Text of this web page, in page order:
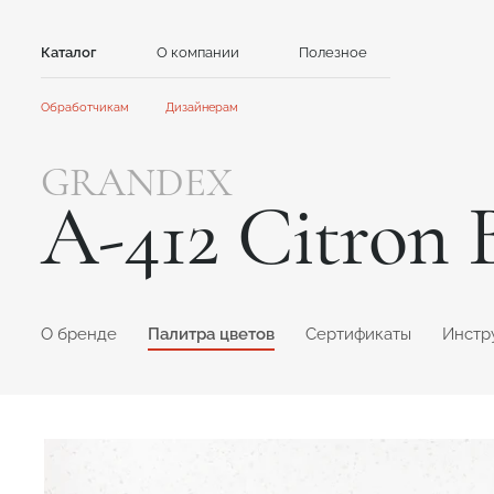
Каталог
Акриловый камень
GRANDEX
NEOMARM
Avant Quartz
Noblle Quartz
О компании Полезное
Обработчикам
Сотрудничество
Акции и новости
Инструкции
Каталоги и презентации
Дизайнерам
Сотрудничество
Новости
Контент для клиентов
GRANDEX
A-412 Citron
O бренде Палитра цветов Сертификаты